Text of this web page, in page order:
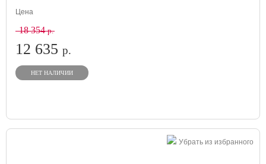
Цена
18 354р.
12 635 р.
НЕТ НАЛИЧИИ
Убрать из избранного